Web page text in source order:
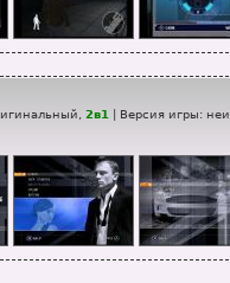
2в1 | Версия игры: